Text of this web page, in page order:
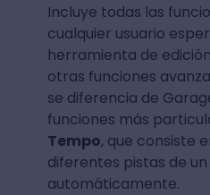
Incluye todas las
cualquier usuario
herramienta de
otras funciones
se diferencia de
funciones más
Tempo, que consiste
diferentes pistas de
automáticamente.